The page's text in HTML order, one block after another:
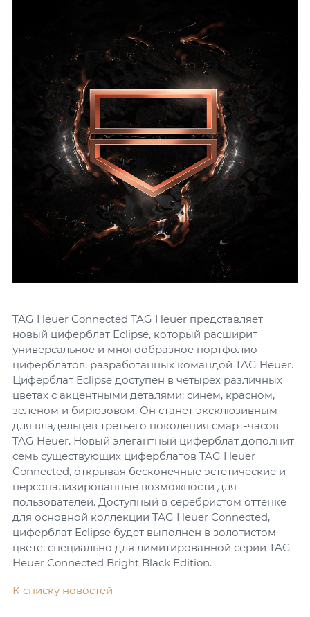
TAG Heuer Connected TAG Heuer представляет
новый циферблат Eclipse, который расширит
универсальное и многообразное портфолио
циферблатов, разработанных командой TAG Heuer.
Циферблат Eclipse доступен в четырех различных
цветах с акцентными деталями: синем, красном,
зеленом и бирюзовом. Он станет эксклюзивным
для владельцев третьего поколения смарт-часов
TAG Heuer. Новый элегантный циферблат дополнит
семь существующих циферблатов TAG Heuer
Connected, открывая бесконечные эстетические и
персонализированные возможности для
пользователей. Доступный в серебристом оттенке
для основной коллекции TAG Heuer Connected,
циферблат Eclipse будет выполнен в золотистом
цвете, специально для лимитированной серии TAG
Heuer Connected Bright Black Edition.
К списку новостей